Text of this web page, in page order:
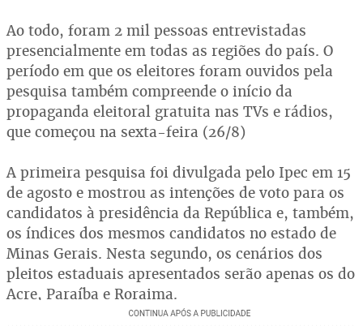
Ao todo, foram 2 mil pessoas entrevistadas
presencialmente em todas as regiões do país. O
período em que os eleitores foram ouvidos pela
pesquisa também compreende o início da
propaganda eleitoral gratuita nas TVs e rádios,
que começou na sexta-feira (26/8)
A primeira pesquisa foi divulgada pelo Ipec em 15
de agosto e mostrou as intenções de voto para os
candidatos à presidência da República e, também,
os índices dos mesmos candidatos no estado de
Minas Gerais. Nesta segundo, os cenários dos
pleitos estaduais apresentados serão apenas os do
Acre, Paraíba e Roraima.